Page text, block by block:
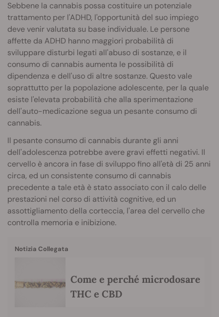
Sebbene la cannabis possa costituire un potenziale
trattamento per l'ADHD, l'opportunità del suo impiego
deve venir valutata su base individuale. Le persone
affette da ADHD hanno maggiori probabilità di
sviluppare disturbi legati all'abuso di sostanze, e il
consumo di cannabis aumenta le possibilità di
dipendenza e dell'uso di altre sostanze. Questo vale
soprattutto per la popolazione adolescente, per la quale
esiste l'elevata probabilità che alla sperimentazione
dell'auto-medicazione segua un pesante consumo di
cannabis.
Il pesante consumo di cannabis durante gli anni
dell'adolescenza potrebbe avere gravi effetti negativi. Il
cervello è ancora in fase di sviluppo fino all'età di 25 anni
circa, ed un consistente consumo di cannabis
precedente a tale età è stato associato con il calo delle
prestazioni nel corso di attività cognitive, ed un
assottigliamento della corteccia, l'area del cervello che
controlla memoria e inibizione.
Notizia Collegata
Come e perché microdosare
THC e CBD